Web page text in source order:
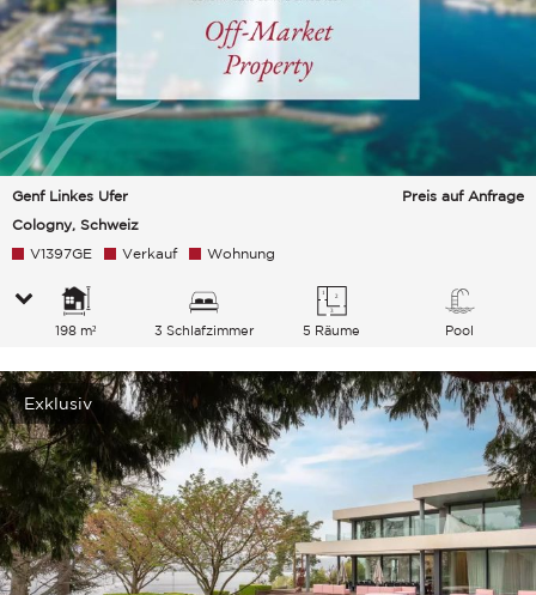
Genf Linkes Ufer
Cologny, Schweiz
Preis auf Anfrage
V1397GE Verkauf Wohnung
198 m² 3 Schlafzimmer 5 Räume Pool
Exklusiv